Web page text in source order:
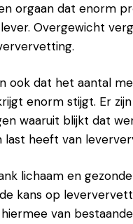
orgaan dat enorm
Overgewicht
ook dat het aantal
enorm stijgt. Er
waaruit blijkt dat
last heeft van
lichaam en
kans op
van